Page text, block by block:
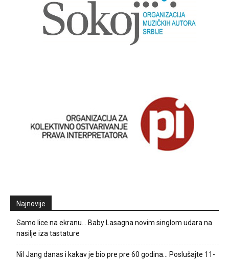
Najnovije
Samo lice na ekranu… Baby Lasagna novim singlom udara na
nasilje iza tastature
Nil Jang danas i kakav je bio pre pre 60 godina… Poslušajte 11-